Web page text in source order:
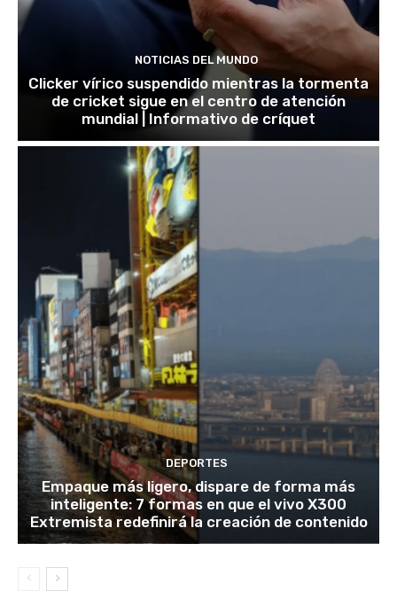
NOTICIAS DEL MUNDO
Clicker vírico suspendido mientras la tormenta
de cricket sigue en el centro de atención
mundial | Informativo de críquet
DEPORTES
Empaque más ligero, dispare de forma más
inteligente: 7 formas en que el vivo X300
Extremista redefinirá la creación de contenido